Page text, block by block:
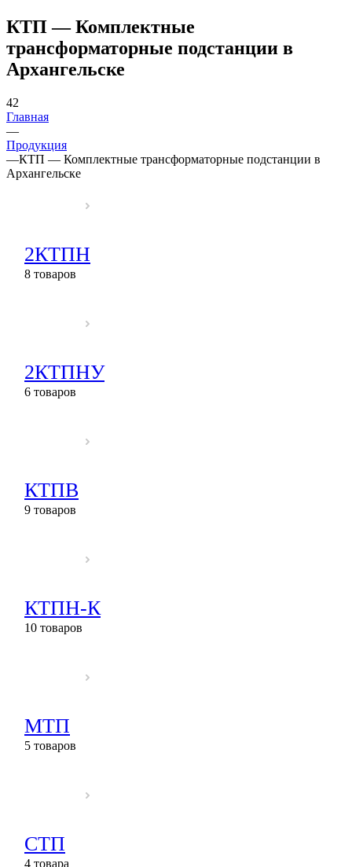
КТП — Комплектные
трансформаторные подстанции в
Архангельске
42
Главная
—
Продукция
—КТП — Комплектные трансформаторные подстанции в
Архангельске
2КТПН
8 товаров
2КТПНУ
6 товаров
КТПВ
9 товаров
КТПН-К
10 товаров
МТП
5 товаров
СТП
4 товара